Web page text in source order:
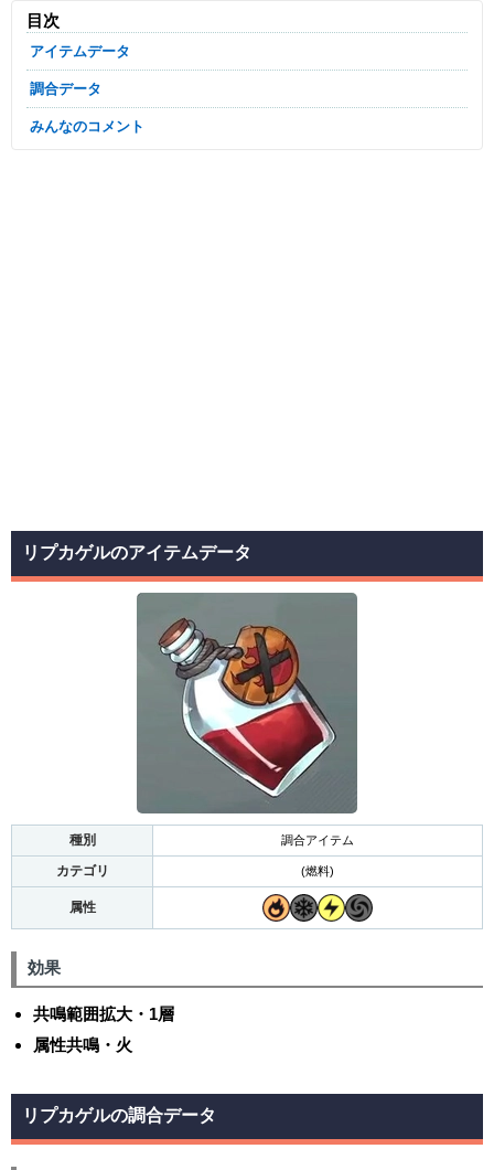
目次
アイテムデータ
調合データ
みんなのコメント
リプカゲルのアイテムデータ
種別 調合アイテム
カテゴリ (燃料)
属性
効果
共鳴範囲拡大・1層
属性共鳴・火
リプカゲルの調合データ